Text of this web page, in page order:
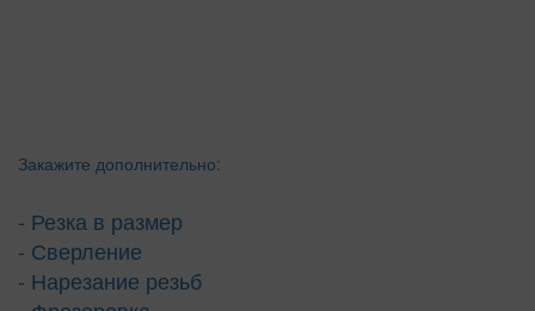
Закажите дополнительно:
- Резка в размер
- Сверление
- Нарезание резьб